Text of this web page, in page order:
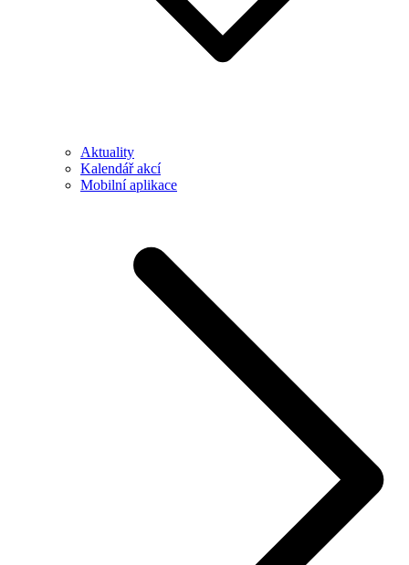
Aktuality
Kalendář akcí
Mobilní aplikace